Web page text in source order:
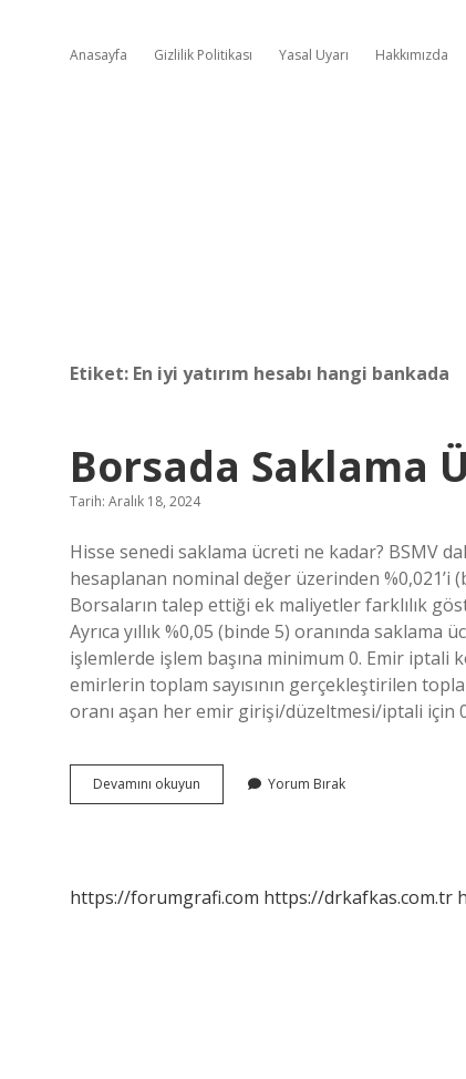
Anasayfa Gizlilik Politikası Yasal Uyarı Hakkımızda
Etiket: En iyi yatırım hesabı hangi bankada
Borsada Saklama
Tarih: Aralık 18, 2024
Hisse senedi saklama ücreti ne kadar? BSMV
hesaplanan nominal değer üzerinden %0,021’i
Borsaların talep ettiği ek maliyetler farklılık
Ayrıca yıllık %0,05 (binde 5) oranında
işlemlerde işlem başına minimum 0. Emir
emirlerin toplam sayısının gerçekleştirilen
oranı aşan her emir girişi/düzeltmesi/iptali için
Devamını okuyun Borsada
Saklama
Yorum Bırak
https://forumgrafi.com https://drkafkas.com.tr